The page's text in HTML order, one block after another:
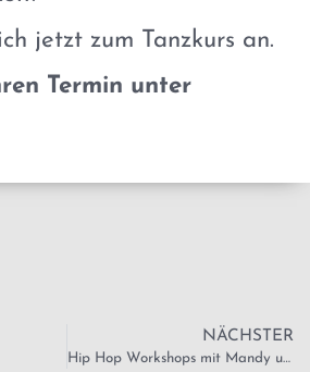
jetzt zum Tanzkurs an.
Termin unter
NÄCHSTER
Hip Hop Workshops mit Mandy und Maddl